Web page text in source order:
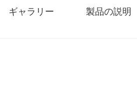
ギャラリー 製品の説明